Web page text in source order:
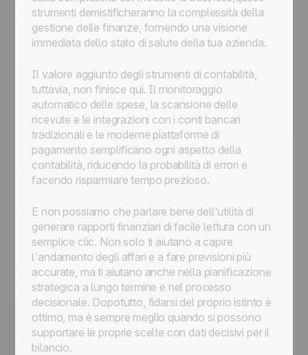
strumenti demistificheranno la complessità della
gestione delle finanze, fornendo una visione
immediata dello stato di salute della tua azienda.
Il valore aggiunto degli strumenti di contabilità,
tuttavia, non finisce qui. Il monitoraggio
automatico delle spese, la scansione delle
ricevute e le integrazioni con i conti bancari
tradizionali e le moderne piattaforme di
pagamento semplificano ogni aspetto della
contabilità, riducendo la probabilità di errori e
facendo risparmiare tempo prezioso.
E non possiamo che parlare bene dell'utilità di
generare rapporti finanziari di facile lettura con un
semplice clic. Non solo ti aiutano a capire
l'andamento degli affari e a fare previsioni più
accurate, ma ti aiutano anche nella pianificazione
strategica a lungo termine e nel processo
decisionale. Dopotutto, fidarsi del proprio istinto è
ottimo, ma è sempre meglio quando si possono
supportare le proprie scelte con dati decisivi per il
bilancio.